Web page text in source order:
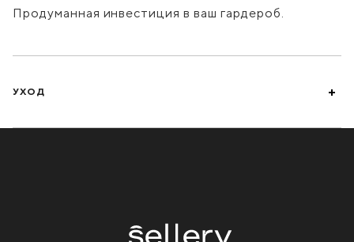
Продуманная инвестиция в ваш гардероб.
УХОД